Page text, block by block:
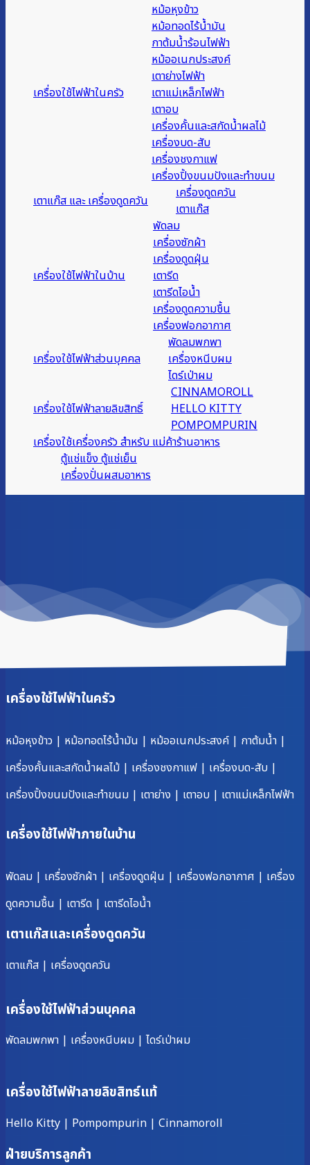
เครื่องใช้ไฟฟ้าในครัว
หม้อหุงข้าว
หม้อทอดไร้น้ำมัน
กาต้มน้ำร้อนไฟฟ้า
หม้ออเนกประสงค์
เตาย่างไฟฟ้า
เตาแม่เหล็กไฟฟ้า
เตาอบ
เครื่องคั้นและสกัดน้ำผลไม้
เครื่องบด-สับ
เครื่องชงกาแฟ
เครื่องปิ้งขนมปังและทำขนม
เตาแก๊ส และ เครื่องดูดควัน
เครื่องดูดควัน
เตาแก๊ส
เครื่องใช้ไฟฟ้าในบ้าน
พัดลม
เครื่องซักผ้า
เครื่องดูดฝุ่น
เตารีด
เตารีดไอน้ำ
เครื่องดูดความชื้น
เครื่องฟอกอากาศ
เครื่องใช้ไฟฟ้าส่วนบุคคล
พัดลมพกพา
เครื่องหนีบผม
ไดร์เป่าผม
เครื่องใช้ไฟฟ้าลายลิขสิทธิ์
CINNAMOROLL
HELLO KITTY
POMPOMPURIN
เครื่องใช้เครื่องครัว สำหรับ แม่ค้าร้านอาหาร
ตู้แช่แข็ง ตู้แช่เย็น
เครื่องปั่นผสมอาหาร
เครื่องใช้ไฟฟ้าในครัว
หม้อหุงข้าว | หม้อทอดไร้น้ำมัน | หม้ออเนกประสงค์ | กาต้มน้ำ |
เครื่องคั้นและสกัดน้ำผลไม้ | เครื่องชงกาแฟ | เครื่องบด-สับ |
เครื่องปิ้งขนมปังและทำขนม | เตาย่าง | เตาอบ | เตาแม่เหล็กไฟฟ้า
เครื่องใช้ไฟฟ้าภายในบ้าน
พัดลม | เครื่องซักผ้า | เครื่องดูดฝุ่น | เครื่องฟอกอากาศ | เครื่อง
ดูดความชื้น | เตารีด | เตารีดไอน้ำ
เตาแก๊สและเครื่องดูดควัน
เตาแก๊ส | เครื่องดูดควัน
เครื่องใช้ไฟฟ้าส่วนบุคคล
พัดลมพกพา | เครื่องหนีบผม | ไดร์เป่าผม
เครื่องใช้ไฟฟ้าลายลิขสิทธ์แท้
Hello Kitty | Pompompurin | Cinnamoroll
ฝ่ายบริการลูกค้า